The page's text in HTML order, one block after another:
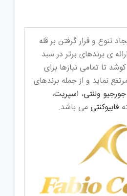
تنوع و قرار گرفتن بر قله
ی برندهای برتر در سبد
تا تمامی نیازها برای
نماید و از جمله برندهای
جورجیو ولنتی، اسپریت،
فابیوکنتی می باشد.